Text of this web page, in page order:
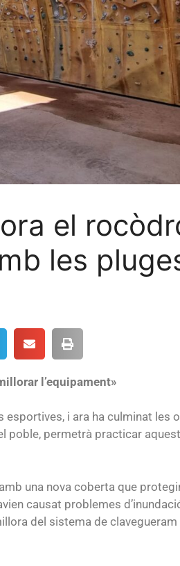
el
les
l’equipament»
i ara ha culminat les
poble, permetrà practicar
una nova coberta que
causat problemes
del sistema de clavegueram